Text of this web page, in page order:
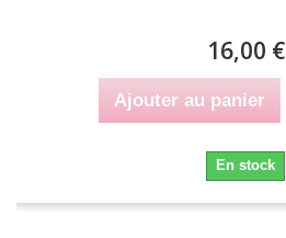
16,00 €
Ajouter au panier
En stock